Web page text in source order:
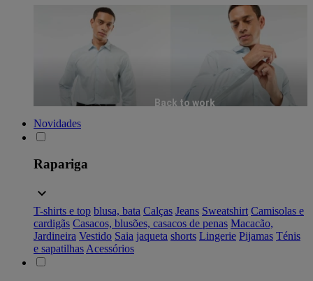
Back to work
Novidades
Rapariga
T-shirts e top blusa, bata Calças Jeans Sweatshirt Camisolas e
cardigãs Casacos, blusões, casacos de penas Macacão,
Jardineira Vestido Saia jaqueta shorts Lingerie Pijamas Ténis
e sapatilhas Acessórios